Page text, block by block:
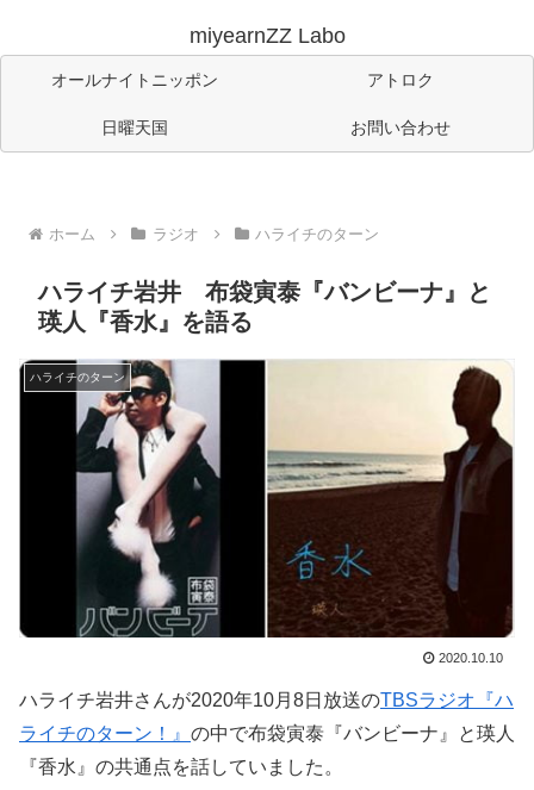
miyearnZZ Labo
オールナイトニッポン アトロク
日曜天国 お問い合わせ
ホーム ラジオ ハライチのターン
ハライチ岩井 布袋寅泰『バンビーナ』と
瑛人『香水』を語る
ハライチのターン
2020.10.10
ハライチ岩井さんが2020年10月8日放送のTBSラジオ『ハ
ライチのターン！』 の中で布袋寅泰『バンビーナ』と瑛人
『香水』の共通点を話していました。